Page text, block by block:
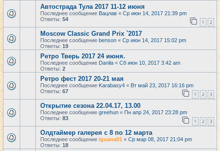
Автострада Тула 2017 11-12 июня
Последнее сообщение Вацлав « Ср июн 14, 2017 21:39 pm
Ответы: 54 1 2
Moscow Classic Grand Prix `2017
Последнее сообщение benson « Ср июн 14, 2017 15:02 pm
Ответы: 19
Ретро Тверь 2017 24 июня.
Последнее сообщение Danila « Сб июн 10, 2017 3:42 am
Ответы: 2
Ретро фест 2017 20-21 мая
Последнее сообщение Karabasy4 « Вт май 23, 2017 16:16 pm
Ответы: 67 1 2 3
Открытие сезона 22.04.17, 13.00
Последнее сообщение greehun « Пн апр 24, 2017 23:28 pm
Ответы: 83 1 2 3
Олдтаймер галерея с 8 по 12 марта
Последнее сообщение iguana01 « Ср мар 08, 2017 21:04 pm
Ответы: 18